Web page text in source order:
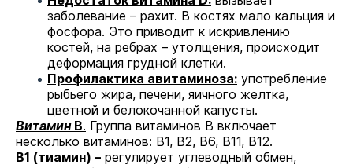
заболевание – рахит. В костях мало кальция и
фосфора. Это приводит к искривлению
костей, на ребрах – утолщения, происходит
деформация грудной клетки.
Профилактика авитаминоза: употребление
рыбьего жира, печени, яичного желтка,
цветной и белокочанной капусты.
ВитаминВ. Группа витаминов В включает
несколько витаминов: В1, В2, В6, В11, В12.
В1 (тиамин) – регулирует углеводный обмен,